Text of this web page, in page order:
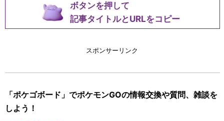
ボタンを押して
記事タイトルとURLをコピー
スポンサーリンク
「ポケゴボード」でポケモンGOの情報交換や質問、雑談を
しよう！